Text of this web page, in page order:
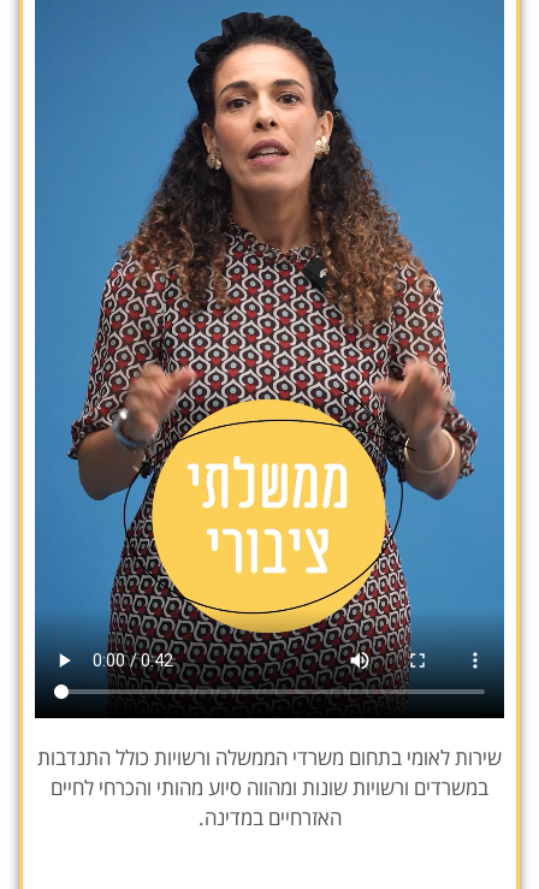
שירות לאומי בתחום משרדי הממשלה ורשויות כולל התנדבות
במשרדים ורשויות שונות ומהווה סיוע מהותי והכרחי לחיים
האזרחיים במדינה.